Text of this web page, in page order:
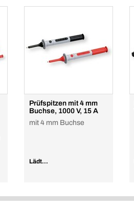
Prüfspitzen mit 4 mm
Buchse, 1000 V, 15 A
mit 4 mm Buchse
Lädt...